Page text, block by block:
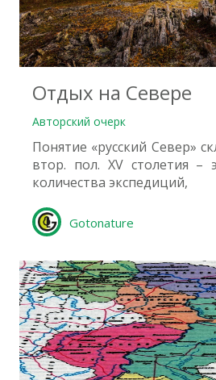
Отдых на Севере
Авторский очерк
Понятие «русский Север»
втор. пол. XV столетия –
количества экспедиций,
Gotonature